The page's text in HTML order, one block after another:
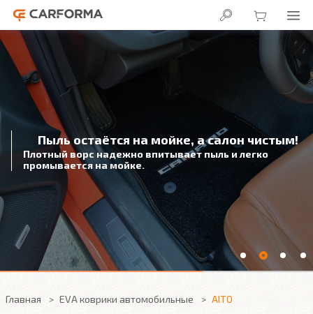
Пыль остаётся на мойке, а салон чистым!
Плотный ворс надежно впитывает пыль и легко
промывается на мойке.
Главная EVA коврики автомобильные AITO